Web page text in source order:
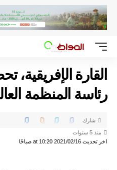
القارة
رئاسة المنظمة
اخر تحديث 2021/02/16 at 10:20 صباحًا
منذ 5 سنوات
شارك